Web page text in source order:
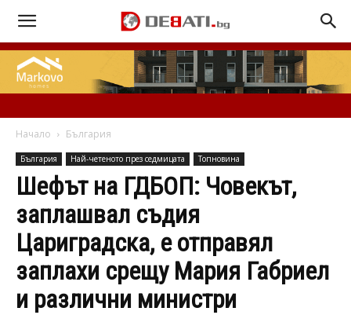
Начало България
България Най-четеното през седмицата Топновина
Шефът на ГДБОП: Човекът,
заплашвал съдия
Цариградска, е отправял
заплахи срещу Мария Габриел
и различни министри